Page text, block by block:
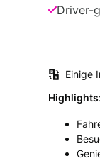
Driver-
Einige
Highlights: